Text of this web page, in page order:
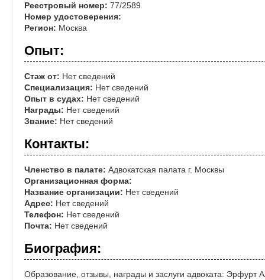
Реестровый номер: 77/2589
Номер удостоверения:
Регион: Москва
Опыт:
Стаж от: Нет сведений
Специализация: Нет сведений
Опыт в судах: Нет сведений
Награды: Нет сведений
Звание: Нет сведений
Контакты:
Членство в палате: Адвокатская палата г. Москвы
Организационная форма:
Название организации: Нет сведений
Адрес: Нет сведений
Телефон: Нет сведений
Почта: Нет сведений
Биография:
Образование, отзывы, награды и заслуги адвоката: Эрфурт